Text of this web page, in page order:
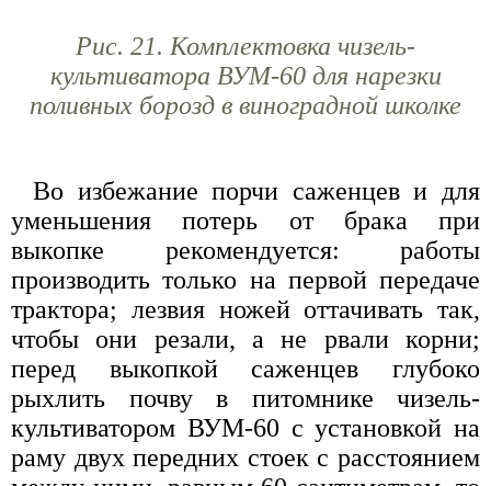
Рис. 21. Комплектовка чизель-
культиватора ВУМ-60 для нарезки
поливных борозд в виноградной школке
Во избежание порчи саженцев и для
уменьшения потерь от брака при
выкопке рекомендуется: работы
производить только на первой передаче
трактора; лезвия ножей оттачивать так,
чтобы они резали, а не рвали корни;
перед выкопкой саженцев глубоко
рыхлить почву в питомнике чизель-
культиватором ВУМ-60 с установкой на
раму двух передних стоек с расстоянием